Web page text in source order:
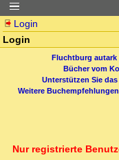
Login
Login
Fluchtburg autark
Bücher vom
Unterstützen Sie
Weitere Buchempfehlungen
Nur registrierte